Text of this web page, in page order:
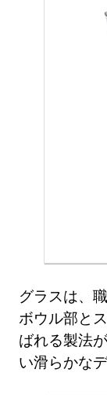
グラスは、
ボウル部と
ばれる製法
い滑らかな